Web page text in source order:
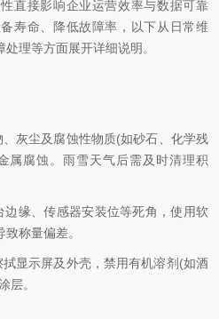
直接影响企业运营效率与数据可靠
寿命、降低故障率，以下从日常维
理等方面展开详细说明。
尘及腐蚀性物质(如砂石、化学残
属腐蚀。雨雪天气后需及时清理积
缘、传感器安装位等死角，使用软
称量偏差。
示屏及外壳，禁用有机溶剂(如酒
层。